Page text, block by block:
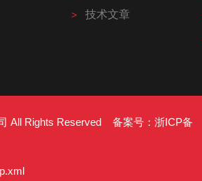
技术文章
All Rights Reserved 备案号： 浙ICP备